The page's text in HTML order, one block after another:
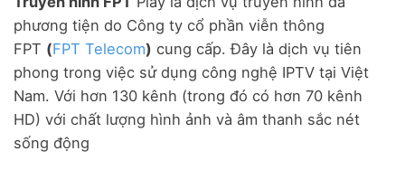
phương tiện do Công ty cổ phần viễn thông
FPT (FPT Telecom) cung cấp. Đây là dịch vụ tiên
phong trong việc sử dụng công nghệ IPTV tại Việt
Nam. Với hơn 130 kênh (trong đó có hơn 70 kênh
HD) với chất lượng hình ảnh và âm thanh sắc nét
sống động